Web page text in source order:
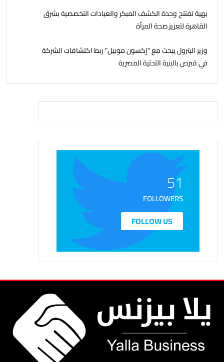
بهية تفتتح وحدة الكشف المبكر والعيادات التخصصية بشرق
القاهرة لتعزيز صحة المرأة
وزير البترول يبحث مع “إكسون موبيل” ربط اكتشافات الشركة
في قبرص بالبنية التحتية المصرية
51
FOLLOWERS
FOLLOW US